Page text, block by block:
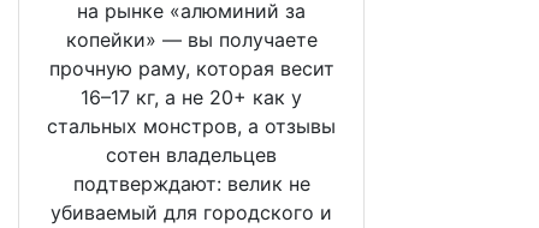
на рынке «алюминий за
копейки» — вы получаете
прочную раму, которая весит
16–17 кг, а не 20+ как у
стальных монстров, а отзывы
сотен владельцев
подтверждают: велик не
убиваемый для городского и